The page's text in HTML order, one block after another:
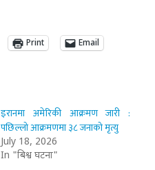
Print Email
इरानमा अमेरिकी आक्रमण जारी :
पछिल्लो आक्रमणमा ३८ जनाको मृत्यु
July 18, 2026
In "बिश्व घटना"